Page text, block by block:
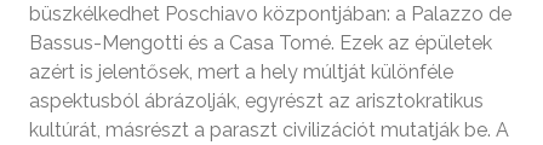
büszkélkedhet Poschiavo központjában: a Palazzo de
Bassus-Mengotti és a Casa Tomé. Ezek az épületek
azért is jelentősek, mert a hely múltját különféle
aspektusból ábrázolják, egyrészt az arisztokratikus
kultúrát, másrészt a paraszt civilizációt mutatják be. A